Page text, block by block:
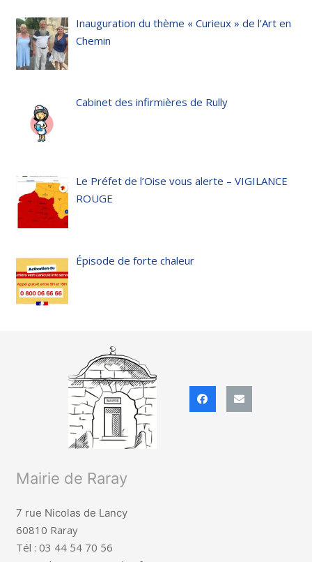
Inauguration du thème « Curieux » de l’Art en
Chemin
Cabinet des infirmières de Rully
Le Préfet de l’Oise vous alerte – VIGILANCE
ROUGE
Épisode de forte chaleur
Mairie de Raray
7 rue Nicolas de Lancy
60810 Raray
Tél : 03 44 54 70 56